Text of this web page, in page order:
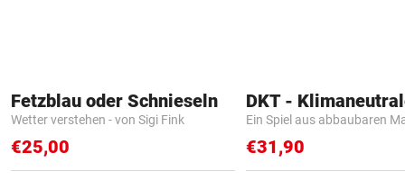
Fetzblau oder Schnieseln
Wetter verstehen - von Sigi Fink
€25,00
Ein Spiel aus abbaubaren
€31,90